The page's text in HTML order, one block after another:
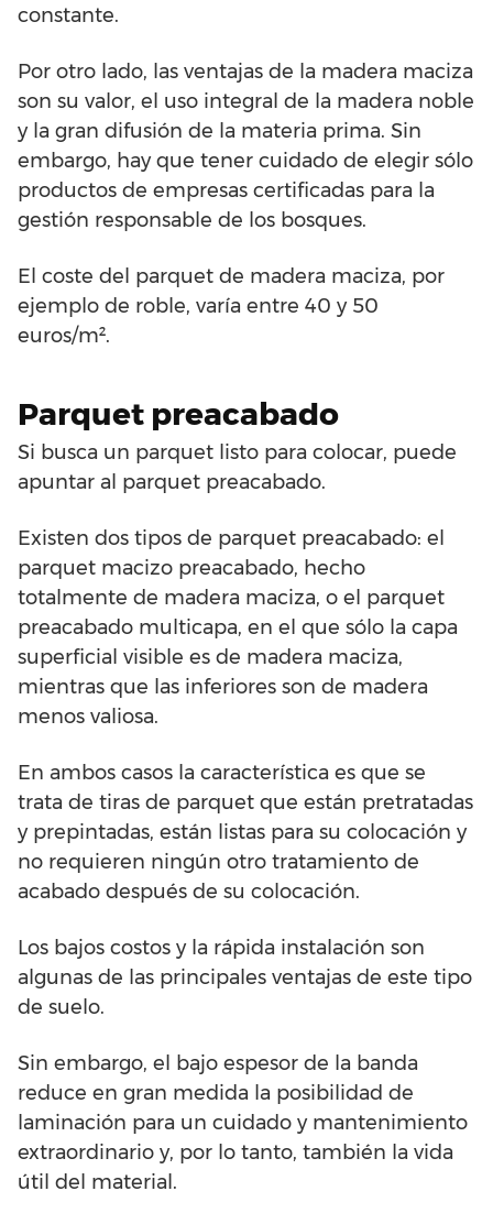
constante.
Por otro lado, las ventajas de la madera maciza
son su valor, el uso integral de la madera noble
y la gran difusión de la materia prima. Sin
embargo, hay que tener cuidado de elegir sólo
productos de empresas certificadas para la
gestión responsable de los bosques.
El coste del parquet de madera maciza, por
ejemplo de roble, varía entre 40 y 50
euros/m².
Parquet preacabado
Si busca un parquet listo para colocar, puede
apuntar al parquet preacabado.
Existen dos tipos de parquet preacabado: el
parquet macizo preacabado, hecho
totalmente de madera maciza, o el parquet
preacabado multicapa, en el que sólo la capa
superficial visible es de madera maciza,
mientras que las inferiores son de madera
menos valiosa.
En ambos casos la característica es que se
trata de tiras de parquet que están pretratadas
y prepintadas, están listas para su colocación y
no requieren ningún otro tratamiento de
acabado después de su colocación.
Los bajos costos y la rápida instalación son
algunas de las principales ventajas de este tipo
de suelo.
Sin embargo, el bajo espesor de la banda
reduce en gran medida la posibilidad de
laminación para un cuidado y mantenimiento
extraordinario y, por lo tanto, también la vida
útil del material.